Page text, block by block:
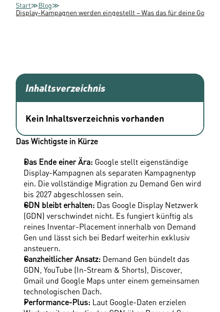
Start≫Blog≫
Display-Kampagnen werden eingestellt – Was das für deine
Inhaltsverzeichnis
Kein Inhaltsverzeichnis vorhanden
Das Wichtigste in Kürze
Das Ende einer Ära: Google stellt eigenständige
Display-Kampagnen als separaten Kampagnentyp
ein. Die vollständige Migration zu Demand Gen wird
bis 2027 abgeschlossen sein.
GDN bleibt erhalten: Das Google Display Netzwerk
(GDN) verschwindet nicht. Es fungiert künftig als
reines Inventar-Placement innerhalb von Demand
Gen und lässt sich bei Bedarf weiterhin exklusiv
ansteuern.
Ganzheitlicher Ansatz: Demand Gen bündelt das
GDN, YouTube (In-Stream & Shorts), Discover,
Gmail und Google Maps unter einem gemeinsamen
technologischen Dach.
Performance-Plus: Laut Google-Daten erzielen